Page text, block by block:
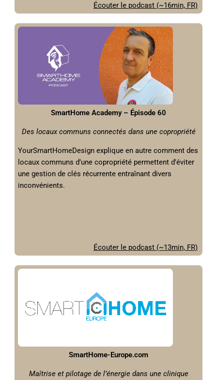
Écouter le podcast (~16min, FR)
SmartHome Academy – Épisode 60
Des locaux communs connectés dans une copropriété
YourSmartHomeDesign explique en autre comment des
locaux communs d’une copropriété permettent d’éviter
une gestion de clés récurrente entraînant divers
inconvénients.
Écouter le podcast (~13min, FR)
SmartHome-Europe.com
Maîtrise et pilotage de l’énergie dans une clinique